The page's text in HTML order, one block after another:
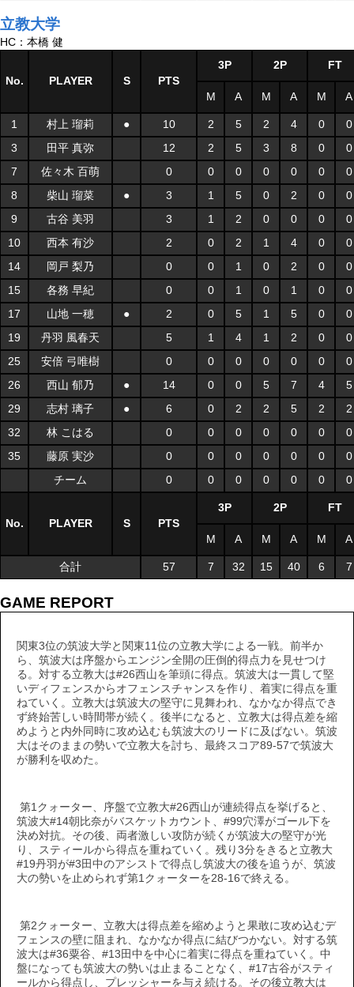
立教大学
HC：本橋 健
No. PLAYER S PTS
3P 2P FT
M A M A M A
1 村上 瑠莉 ● 10 2 5 2 4 0
0
3
田平 真弥 12 2 5 3 8 0
0
7
佐々木 百萌 0 0 0 0 0 0
0
8
柴山 瑠菜 ● 3 1 5 0 2 0
0
9
古谷 美羽 3 1 2 0 0 0
0
10
西本 有沙 2 0 2 1 4 0
0
14
岡戸 梨乃 0 0 1 0 2 0
0
15
各務 早紀 0 0 1 0 1 0
0
17
山地 一穂 ● 2 0 5 1 5 0
0
19
丹羽 風春天 5 1 4 1 2 0
0
25
安倍 弓唯樹 0 0 0 0 0 0
0
26
西山 郁乃 ● 14 0 0 5 7 4
5
29
志村 璃子 ● 6 0 2 2 5 2
2
32
林 こはる 0 0 0 0 0 0
0
35
藤原 実沙 0 0 0 0 0 0
0
チーム
0 0 0 0 0 0 0
No. PLAYER S PTS
3P 2P FT
M A M A M A
合計 57 7 32 15 40 6 7
GAME REPORT
関東3位の筑波大学と関東11位の立教大学による一戦。前半か
ら、筑波大は序盤からエンジン全開の圧倒的得点力を見せつけ
る。対する立教大は#26西山を筆頭に得点。筑波大は一貫して堅
いディフェンスからオフェンスチャンスを作り、着実に得点を重
ねていく。立教大は筑波大の堅守に見舞われ、なかなか得点でき
ず終始苦しい時間帯が続く。後半になると、立教大は得点差を縮
めようと内外同時に攻め込むも筑波大のリードに及ばない。筑波
大はそのままの勢いで立教大を討ち、最終スコア89-57で筑波大
が勝利を収めた。
第1クォーター、序盤で立教大#26西山が連続得点を挙げると、
筑波大#14朝比奈がバスケットカウント、#99穴澤がゴール下を
決め対抗。その後、両者激しい攻防が続くが筑波大の堅守が光
り、スティールから得点を重ねていく。残り3分をきると立教大
#19丹羽が#3田中のアシストで得点し筑波大の後を追うが、筑波
大の勢いを止められず第1クォーターを28-16で終える。
第2クォーター、立教大は得点差を縮めようと果敢に攻め込むデ
フェンスの壁に阻まれ、なかなか得点に結びつかない。対する筑
波大は#36粟谷、#13田中を中心に着実に得点を重ねていく。中
盤になっても筑波大の勢いは止まることなく、#17古谷がスティ
ールから得点し、プレッシャーを与え続ける。その後立教大は